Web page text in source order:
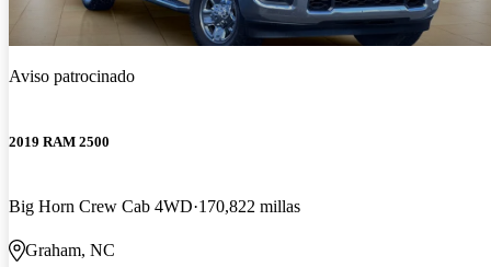
Aviso patrocinado
2019 RAM 2500
Big Horn Crew Cab 4WD 170,822 millas
Graham, NC